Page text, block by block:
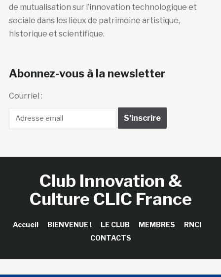
de mutualisation sur l’innovation technologique et
sociale dans les lieux de patrimoine artistique,
historique et scientifique.
Abonnez-vous à la newsletter
Courriel :
Club Innovation &
Culture CLIC France
Accueil BIENVENUE ! LE CLUB MEMBRES
RNCI
CONTACTS